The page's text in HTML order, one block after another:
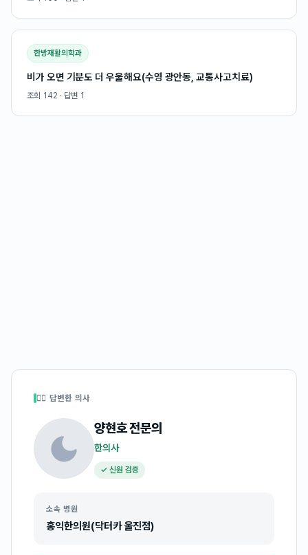
한방재활의학과
비가 오면 기분도 더 우울해요(수영 광안동, 교통사고치료)
조회 142 · 답변 1
👩‍⚕️ 답변한 의사
양현호전문의
한의사
✓ 신원 검증
소속 병원
홍익한의원(닥터카 울진점)